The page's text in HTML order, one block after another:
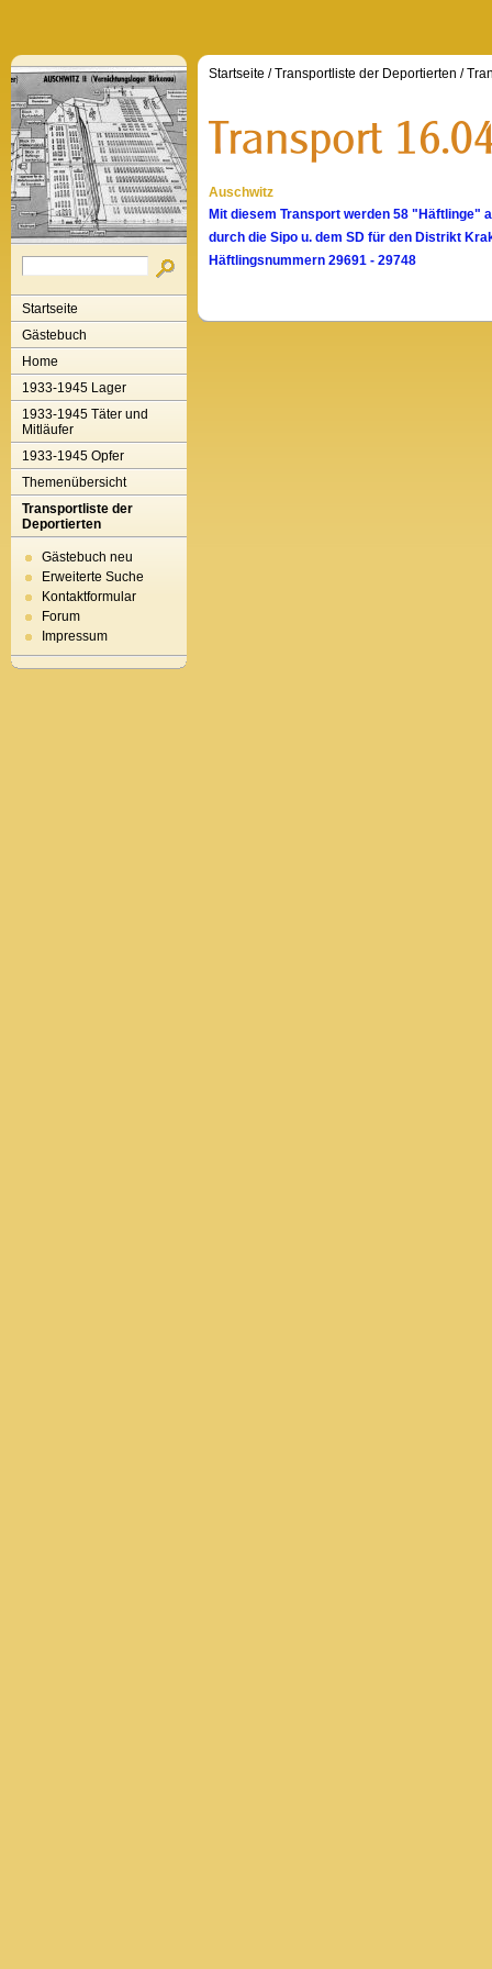
Startseite
Gästebuch
Home
1933-1945 Lager
1933-1945 Täter und
Mitläufer
1933-1945 Opfer
Themenübersicht
Transportliste der
Deportierten
Gästebuch neu
Erweiterte Suche
Kontaktformular
Forum
Impressum
Startseite /Transportliste der Deportierten /
Auschwitz
Mit diesem Transport werden 58 "Häftlinge"
durch die Sipo u. dem SD für den Distrikt
Häftlingsnummern 29691 - 29748